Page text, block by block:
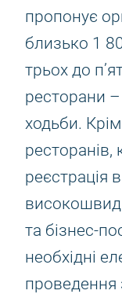
пропонує
близько 1
трьох до
ресторани
ходьби. Крім
ресторанів,
реєстрація
та бізнес-
необхідні
проведення